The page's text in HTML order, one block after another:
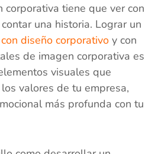
corporativa tiene que ver con
una historia. Lograr un
diseño corporativo y con
de imagen corporativa es
visuales que
valores de tu empresa,
más profunda con tu